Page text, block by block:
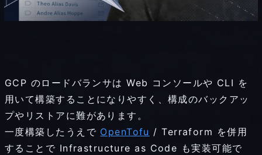
GCP のロードバランサは Web コンソールや CLI を
用いて構築することになりやすく、構成のバックアッ
プやリストアに難があります。
一度構築したうえで OpenTofu / Terraform を併用
することで Infrastructure as Code も実装可能で